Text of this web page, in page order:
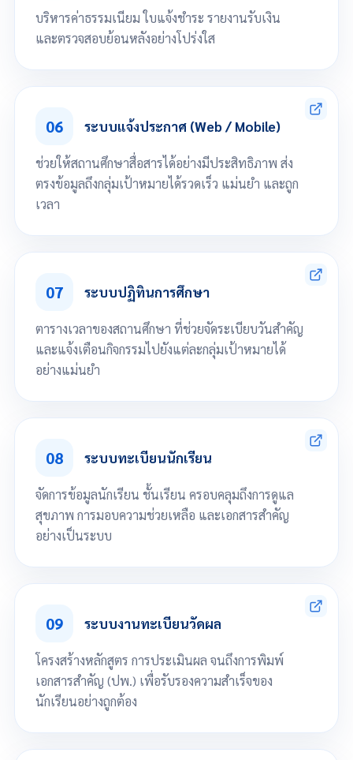
แสดงข้อมูลสถิติการแรกเข้า เกรดเฉลี่ย ฯลฯ
บริหารค่าธรรมเนียม ใบแจ้งชำระ รายงานรับเงิน
และตรวจสอบย้อนหลังอย่างโปร่งใส
ตั้งค่าการชำระเงินเริ่มต้น เช่น รายการค่าธรรมเนียมต่างๆ, ประเภทการชำระเงิน,
จัดการกองทุนกู้ยืม/นักเรียนที่ได้รับทุน
กำหนดรายการชำระค่าลงทะเบียน
ตั้งบัญชีลูกหนี้ได้
นำเข้ารับชำระเงินจากธนาคาร
ตรวจสอบการชำระเงินของนักเรียน
รายงานรายรับการชำระเงินนักเรียน
รายงานการตัดบัญชีธนาคาร
เลื่อนลงเพื่อดูทั้งหมด
06 ระบบแจ้งประกาศ (Web / Mobile)
ช่วยให้สถานศึกษาสื่อสารได้อย่างมีประสิทธิภาพ ส่ง
ตรงข้อมูลถึงกลุ่มเป้าหมายได้รวดเร็ว แม่นยำ และถูก
เวลา
แจ้งประกาศข่าวสารผ่าน Web ตามวันเวลาที่กำหนดไปยังกลุ่มเป้าหมาย
07 ระบบปฏิทินการศึกษา
ตารางเวลาของสถานศึกษา ที่ช่วยจัดระเบียบวันสำคัญ
และแจ้งเตือนกิจกรรมไปยังแต่ละกลุ่มเป้าหมายได้
อย่างแม่นยำ
จัดการปฏิทินการศึกษาโดยกำหนดวันสำคัญต่างๆ ของสถานศึกษาได้
กำหนดวันหยุดวันนักขัตฤกษ์ ของสถานศึกษา
แสดงข้อความปฏิทินโดยกำหนดให้แสดงเป็นกลุ่มครู กลุ่มนักเรียน หรือกลุ่ม
08 ระบบทะเบียนนักเรียน
จัดการข้อมูลนักเรียน ชั้นเรียน ครอบคลุมถึงการดูแล
สุขภาพ การมอบความช่วยเหลือ และเอกสารสำคัญ
อย่างเป็นระบบ
จัดการข้อมูลนักเรียน
จัดการข้อมูลรางวัล และ ผลงานของนักเรียน
แสดงข้อมูลสุขภาพของนักเรียน
จัดการข้อมูลพิการ และ ด้อยโอกาสของนักเรียน
นำเข้าข้อมูลนักเรียน
ออกรายงานข้อมูลนักเรียน
09 ระบบงานทะเบียนวัดผล
โครงสร้างหลักสูตร การประเมินผล จนถึงการพิมพ์
เอกสารสำคัญ (ปพ.) เพื่อรับรองความสำเร็จของ
นักเรียนอย่างถูกต้อง
จัดการโครงสร้างหลักสูตร เช่น จัดการหมวดภาคเรียน, จัดการคาบเรียน,